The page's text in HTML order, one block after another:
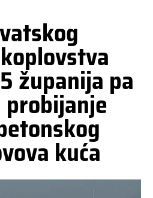
županija pa
probijanje
kuća